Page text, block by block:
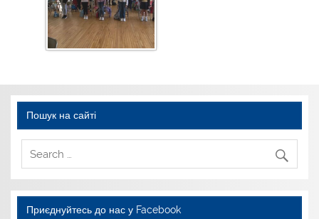
Пошук на сайті
Приєднуйтесь до нас у Facebook